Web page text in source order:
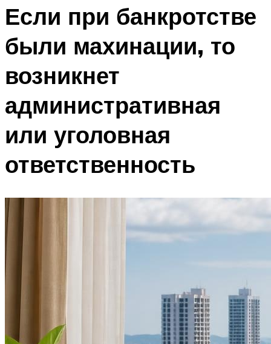
Если при банкротстве
были махинации, то
возникнет
административная
или уголовная
ответственность